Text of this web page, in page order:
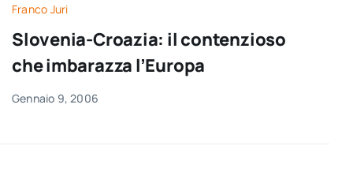
Franco Juri
Slovenia-Croazia: il contenzioso
che imbarazza l’Europa
Gennaio 9, 2006